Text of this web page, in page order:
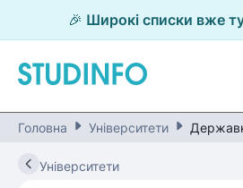
🎉 Широкі списки вже
Головна Університети
Університети